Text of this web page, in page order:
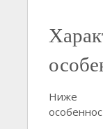
Ниже